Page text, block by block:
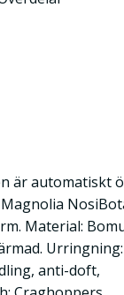
är automatiskt
Material:
Urringning:
anti-doft,